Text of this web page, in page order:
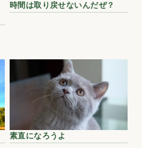
時間は取り戻せないんだぜ？
素直になろうよ